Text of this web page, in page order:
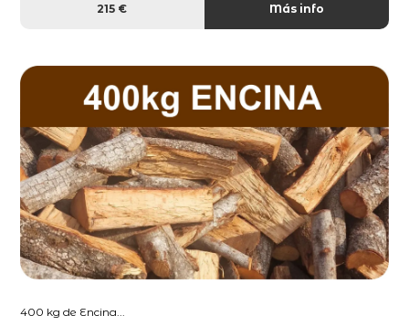
215 € Más info
400 kg de Encina...